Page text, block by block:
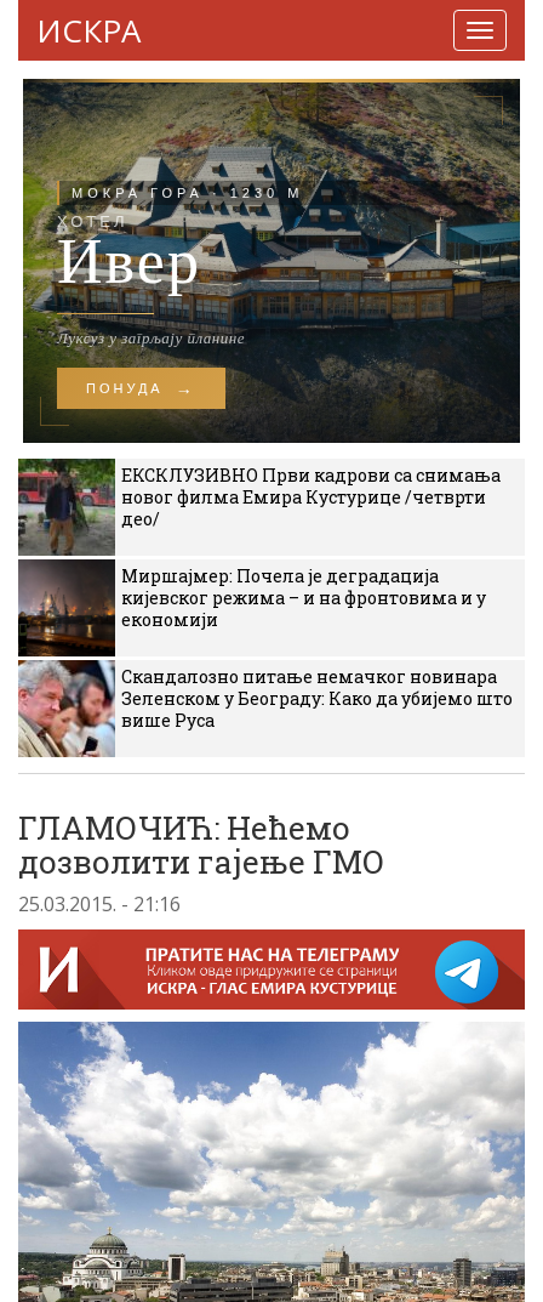
ИСКРА
ЕКСКЛУЗИВНО Први кадрови са снимања
новог филма Емира Кустурице /четврти
део/
Миршајмер: Почела је деградација
кијевског режима – и на фронтовима и у
економији
Скандалозно питање немачког новинара
Зеленском у Београду: Како да убијемо што
више Руса
ГЛАМОЧИЋ: Нећемо
дозволити гајење ГМО
25.03.2015. - 21:16